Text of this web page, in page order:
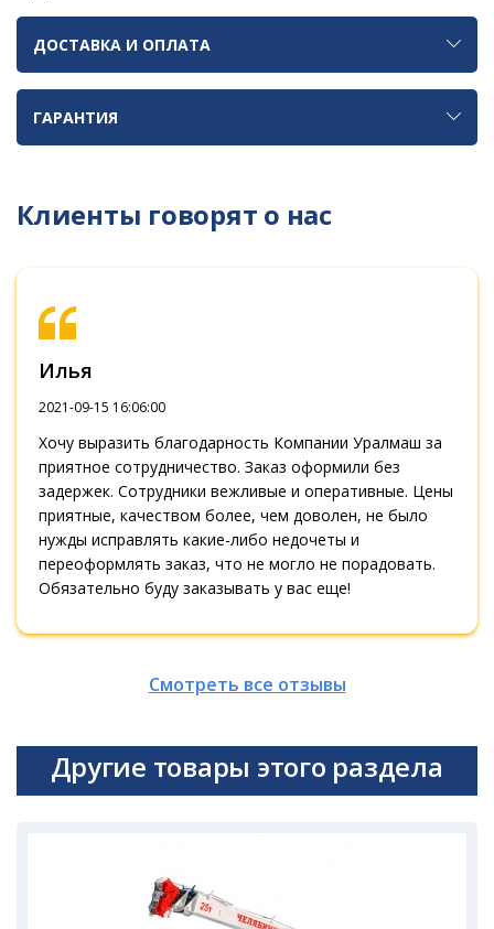
ДОСТАВКА И ОПЛАТА
ГАРАНТИЯ
Клиенты говорят о нас
Илья
2021-09-15 16:06:00
Хочу выразить благодарность Компании Уралмаш за
приятное сотрудничество. Заказ оформили без
задержек. Сотрудники вежливые и оперативные. Цены
приятные, качеством более, чем доволен, не было
нужды исправлять какие-либо недочеты и
переоформлять заказ, что не могло не порадовать.
Обязательно буду заказывать у вас еще!
Смотреть все отзывы
Другие товары этого раздела